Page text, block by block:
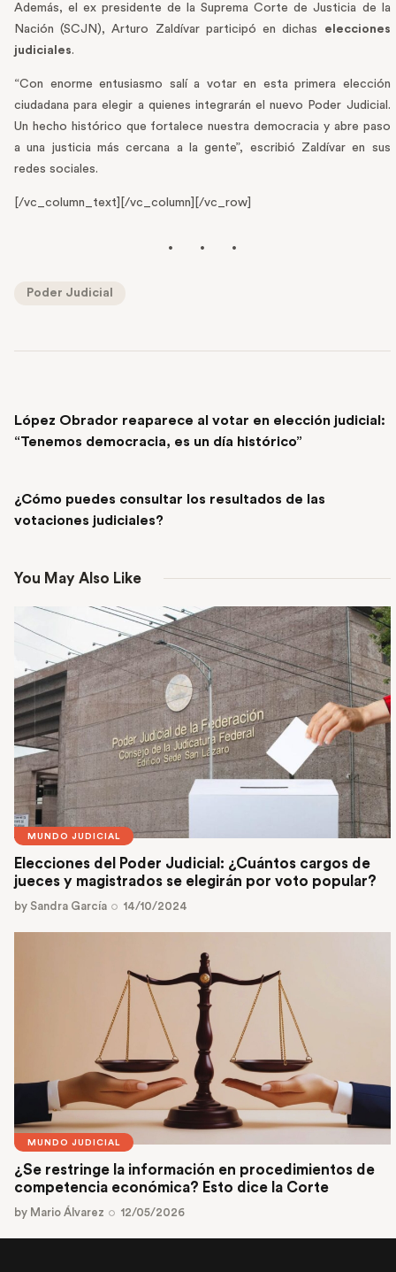
Además, el ex presidente de la Suprema Corte de Justicia de la
Nación (SCJN), Arturo Zaldívar participó en dichas
elecciones
judiciales.
“Con enorme entusiasmo salí a votar en esta primera elección
ciudadana para elegir a quienes integrarán el nuevo Poder Judicial.
Un hecho histórico que fortalece nuestra democracia y abre paso
a una justicia más cercana a la gente”, escribió Zaldívar en sus
redes sociales.
[/vc_column_text][/vc_column][/vc_row]
Poder Judicial
López Obrador reaparece al votar en elección judicial:
“Tenemos democracia, es un día histórico”
¿Cómo puedes consultar los resultados de las
votaciones judiciales?
You May Also Like
MUNDO JUDICIAL
Elecciones del Poder Judicial: ¿Cuántos cargos de
jueces y magistrados se elegirán por voto popular?
by Sandra García 14/10/2024
MUNDO JUDICIAL
¿Se restringe la información en procedimientos de
competencia económica? Esto dice la Corte
by Mario Álvarez 12/05/2026